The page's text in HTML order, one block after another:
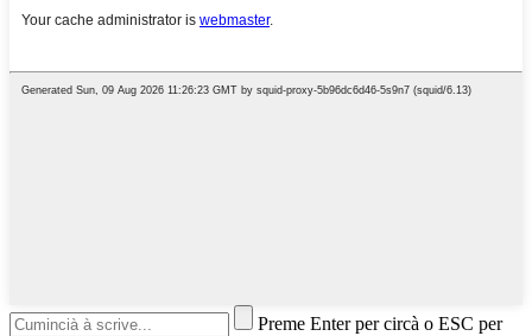
Preme Enter per circà o ESC per